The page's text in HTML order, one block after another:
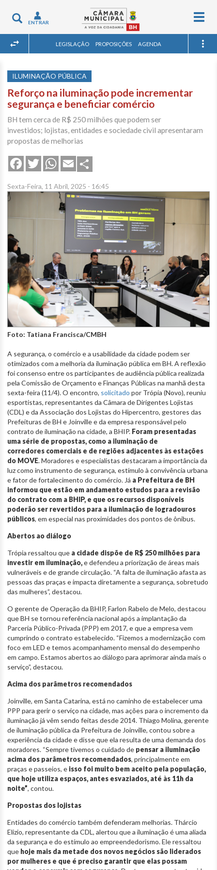
Toggle
navigation
ENTRAR
LEGISLAÇÃO PROPOSIÇÕES AGENDA
ILUMINAÇÃO PÚBLICA
Reforço na iluminação pode incrementar
segurança e beneficiar comércio
BH tem cerca de R$ 250 milhões que podem ser
investidos; lojistas, entidades e sociedade civil apresentaram
propostas de melhorias
FacebookTwitterWhatsApp
Email
Sexta-Feira, 11 Abril, 2025 - 16:45
Foto: Tatiana Francisca/CMBH
A segurança, o comércio e a usabilidade da cidade podem ser
otimizados com a melhoria da iluminação pública em BH. A reflexão
foi consenso entre os participantes de audiência pública realizada
pela Comissão de Orçamento e Finanças Públicas na manhã desta
sexta-feira (11/4). O encontro, solicitado por Trópia (Novo), reuniu
esportistas, representantes da Câmara de Dirigentes Lojistas
(CDL) e da Associação dos Lojistas do Hipercentro, gestores das
Prefeituras de BH e Joinville e da empresa responsável pelo
contrato de iluminação na cidade, a BHIP. Foram presentadas
uma série de propostas, como a iluminação de
corredores comerciais e de regiões adjacentes às estações
do MOVE. Moradores e especialistas destacaram a importância da
luz como instrumento de segurança, estímulo à convivência urbana
e fator de fortalecimento do comércio. Já a Prefeitura de BH
informou que estão em andamento estudos para a revisão
do contrato com a BHIP, e que os recursos disponíveis
poderão ser revertidos para a iluminação de logradouros
públicos, em especial nas proximidades dos pontos de ônibus.
Abertos ao diálogo
Trópia ressaltou que a cidade dispõe de R$ 250 milhões para
investir em iluminação,e defendeu a priorização de áreas mais
vulneráveis e de grande circulação. “A falta de iluminação afasta as
pessoas das praças e impacta diretamente a segurança, sobretudo
das mulheres”, destacou.
O gerente de Operação da BHIP, Farlon Rabelo de Melo, destacou
que BH se tornou referência nacional após a implantação da
Parceria Público-Privada (PPP) em 2017, e que a empresa vem
cumprindo o contrato estabelecido. “Fizemos a modernização com
foco em LED e temos acompanhamento mensal do desempenho
em campo. Estamos abertos ao diálogo para aprimorar ainda mais o
serviço”, destacou.
Acima dos parâmetros recomendados
Joinville, em Santa Catarina, está no caminho de estabelecer uma
PPP para gerir o serviço na cidade, mas ações para o incremento da
iluminação já vêm sendo feitas desde 2014. Thiago Molina, gerente
de iluminação pública da Prefeitura de Joinville, contou sobre a
experiência da cidade e disse que ela resulta de uma demanda dos
moradores. “Sempre tivemos o cuidado de pensar a iluminação
acima dos parâmetros recomendados, principalmente em
praças e passeios, e isso foi muito bem aceito pela população,
que hoje utiliza espaços, antes esvaziados, até às 11h da
noite”, contou.
Propostas dos lojistas
Entidades do comércio também defenderam melhorias. Thárcio
Elizio, representante da CDL, alertou que a iluminação é uma aliada
da segurança e do estímulo ao empreendedorismo. Ele ressaltou
que hoje mais da metade dos novos negócios são liderados
por mulheres e que é preciso garantir que elas possam